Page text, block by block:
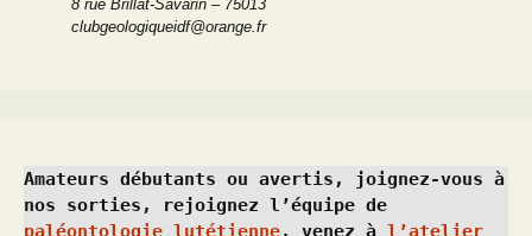
8 rue Brillat-Savarin – 75013
clubgeologiqueidf@orange.fr
Amateurs débutants ou avertis, joignez-vous à